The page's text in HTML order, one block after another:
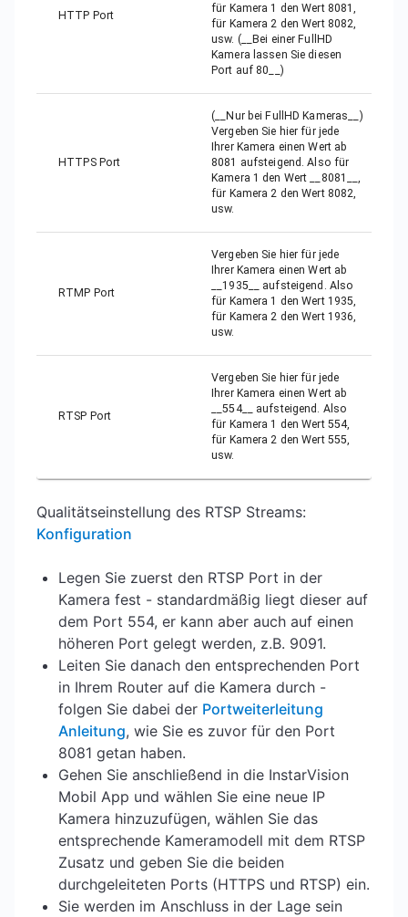
HTTP Port
für Kamera 1 den Wert 8081,
für Kamera 2 den Wert 8082,
usw. (__Bei einer FullHD
Kamera lassen Sie diesen
Port auf 80__)
HTTPS Port
(__Nur bei FullHD Kameras__)
Vergeben Sie hier für jede
Ihrer Kamera einen Wert ab
8081 aufsteigend. Also für
Kamera 1 den Wert __8081__,
für Kamera 2 den Wert 8082,
usw.
RTMP Port
Vergeben Sie hier für jede
Ihrer Kamera einen Wert ab
__1935__ aufsteigend. Also
für Kamera 1 den Wert 1935,
für Kamera 2 den Wert 1936,
usw.
RTSP Port
Vergeben Sie hier für jede
Ihrer Kamera einen Wert ab
__554__ aufsteigend. Also
für Kamera 1 den Wert 554,
für Kamera 2 den Wert 555,
usw.
Qualitätseinstellung des RTSP Streams:
Konfiguration
Legen Sie zuerst den RTSP Port in der
Kamera fest - standardmäßig liegt dieser auf
dem Port 554, er kann aber auch auf einen
höheren Port gelegt werden, z.B. 9091.
Leiten Sie danach den entsprechenden Port
in Ihrem Router auf die Kamera durch -
folgen Sie dabei der Portweiterleitung
Anleitung, wie Sie es zuvor für den Port
8081 getan haben.
Gehen Sie anschließend in die InstarVision
Mobil App und wählen Sie eine neue IP
Kamera hinzuzufügen, wählen Sie das
entsprechende Kameramodell mit dem RTSP
Zusatz und geben Sie die beiden
durchgeleiteten Ports (HTTPS und RTSP) ein.
Sie werden im Anschluss in der Lage sein